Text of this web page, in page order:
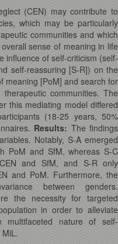
(CEN) may contribute to
which may be particularly
communities and which
sense of meaning in life
influence of self-criticism (self-
self-reassuring [S-R]) on the
meaning [PoM] and search for
communities. The
this mediating model differed
(18-25 years, 50%
Results: The findings
Notably, S-A emerged
PoM and SfM, whereas S-C
and SfM, and S-R only
and PoM. Furthermore, the
between genders.
the necessity for targeted
in order to alleviate
multifaceted nature of self-